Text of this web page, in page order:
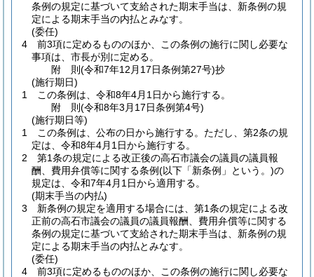
条例の規定に基づいて支給された期末手当は、新条例の規
定による期末手当の内払とみなす。
(委任)
4
前3項に定めるもののほか、この条例の施行に関し必要な
事項は、市長が別に定める。
附 則(令和7年12月17日条例第27号)抄
(施行期日)
1
この条例は、令和8年4月1日から施行する。
附 則(令和8年3月17日条例第4号)
(施行期日等)
1
この条例は、公布の日から施行する。 ただし、第2条の規
定は、令和8年4月1日から施行する。
2
第1条の規定による改正後の高石市議会の議員の議員報
酬、費用弁償等に関する条例(以下「新条例」という。)の
規定は、令和7年4月1日から適用する。
(期末手当の内払)
3
新条例の規定を適用する場合には、第1条の規定による改
正前の高石市議会の議員の議員報酬、費用弁償等に関する
条例の規定に基づいて支給された期末手当は、新条例の規
定による期末手当の内払とみなす。
(委任)
4
前3項に定めるもののほか、この条例の施行に関し必要な